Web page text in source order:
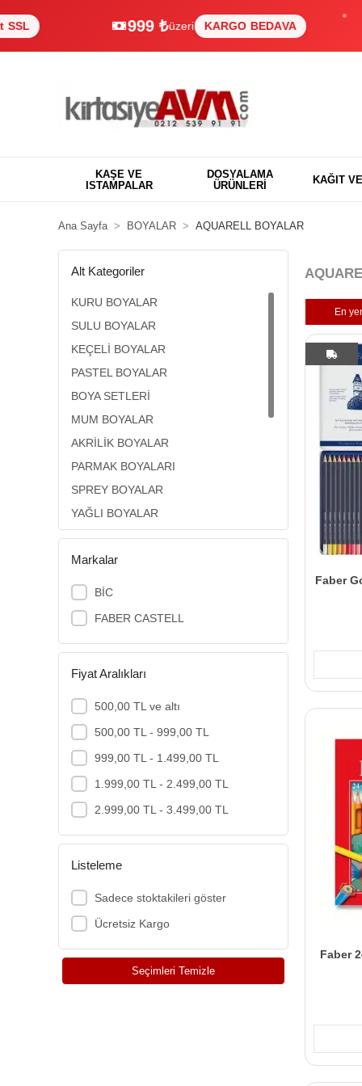
999 ₺üzeri KARGO BEDAVA
KAŞE VE
ISTAMPALAR
DOSYALAMA
ÜRÜNLERİ
KAĞIT
Ana Sayfa BOYALAR AQUARELL BOYALAR
Alt Kategoriler
KURU BOYALAR
SULU BOYALAR
KEÇELİ BOYALAR
PASTEL BOYALAR
BOYA SETLERİ
MUM BOYALAR
AKRİLİK BOYALAR
PARMAK BOYALARI
SPREY BOYALAR
YAĞLI BOYALAR
AQUARELL BOYALAR
KUMAŞ BOYALARI
GUAJ BOYALAR
CAM BOYALARI
EBRU BOYALARI
KUM BOYALAR
Markalar
BİC
FABER CASTELL
Fiyat Aralıkları
500,00 TL ve altı
500,00 TL - 999,00 TL
999,00 TL - 1.499,00 TL
1.999,00 TL - 2.499,00 TL
2.999,00 TL - 3.499,00 TL
Listeleme
Sadece stoktakileri göster
Ücretsiz Kargo
Seçimleri Temizle
En
Faber
Faber